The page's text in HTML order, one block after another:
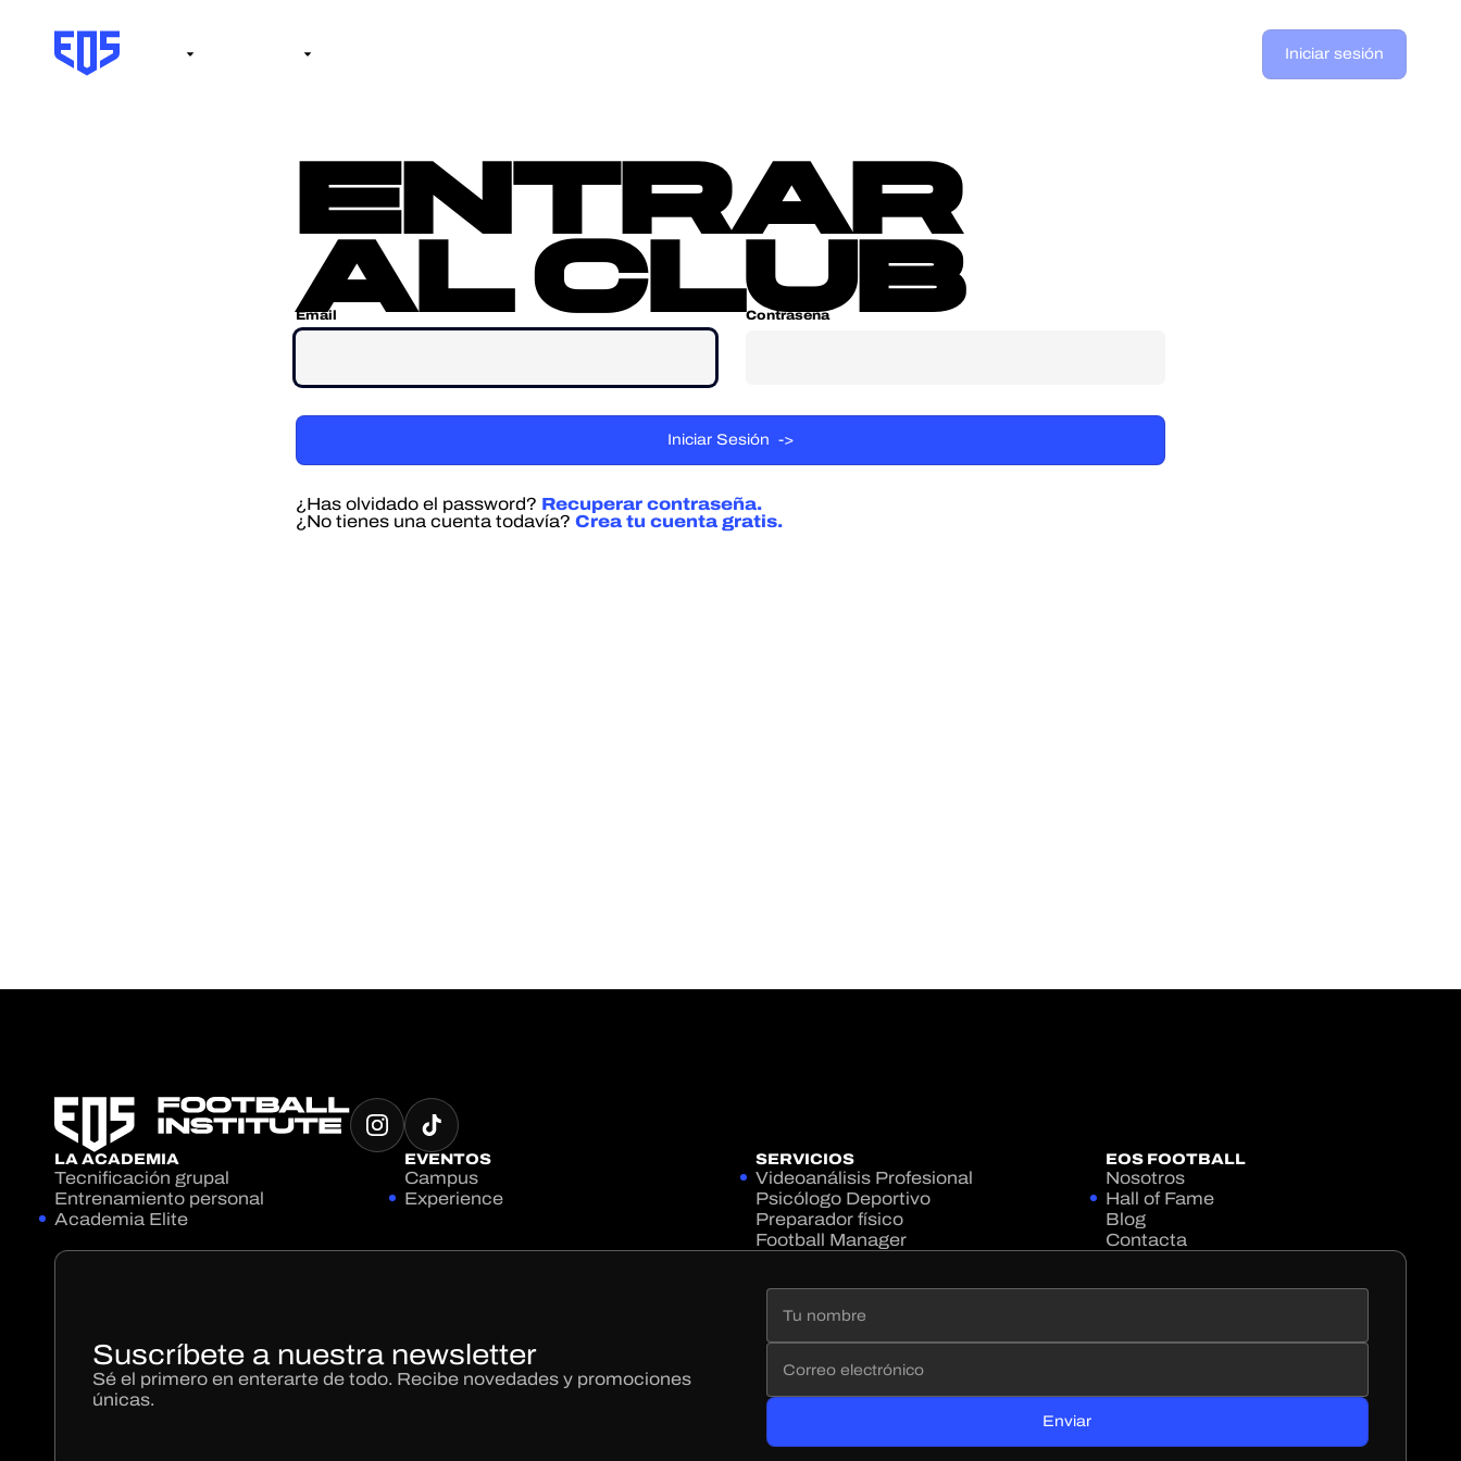
Iniciar sesión
entrar
al club
Email Contraseña
¿Has olvidado el password? Recuperar contraseña.
¿No tienes una cuenta todavía? Crea tu cuenta gratis.
LA ACADEMIA
Tecnificación grupal
Entrenamiento personal
Academia Elite
EVENTOS
Campus
Experience
SERVICIOS
Videoanálisis Profesional
Psicólogo Deportivo
Preparador físico
Football Manager
EOS FOOTBALL
Nosotros
Hall of Fame
Blog
Contacta
Suscríbete a nuestra newsletter
Sé el primero en enterarte de todo. Recibe novedades y promociones
únicas.